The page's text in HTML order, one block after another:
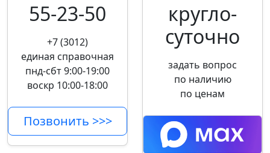
55-23-50
+7 (3012)
единая справочная
пнд-сбт 9:00-19:00
воскр 10:00-18:00
Позвонить >>>
кругло­
суточно
задать вопрос
по наличию
по ценам